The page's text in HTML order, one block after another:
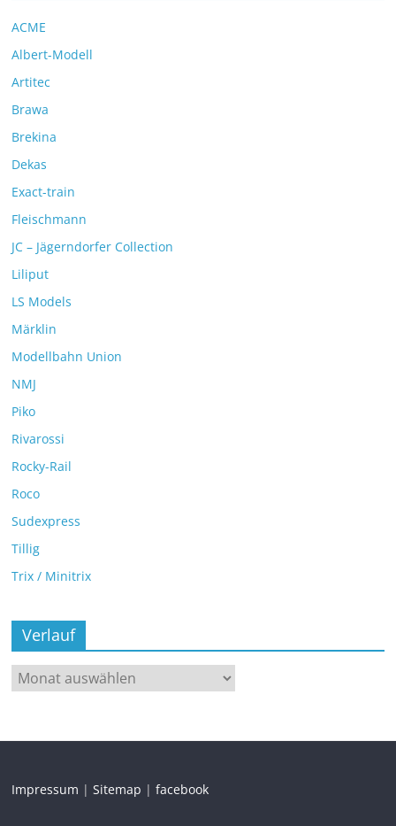
ACME
Albert-Modell
Artitec
Brawa
Brekina
Dekas
Exact-train
Fleischmann
JC – Jägerndorfer Collection
Liliput
LS Models
Märklin
Modellbahn Union
NMJ
Piko
Rivarossi
Rocky-Rail
Roco
Sudexpress
Tillig
Trix / Minitrix
Verlauf
Impressum |Sitemap |facebook